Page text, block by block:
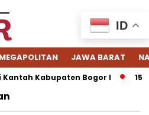
MEGAPOLITAN JAWA BARAT
Kabupaten Bogor I 15
ID